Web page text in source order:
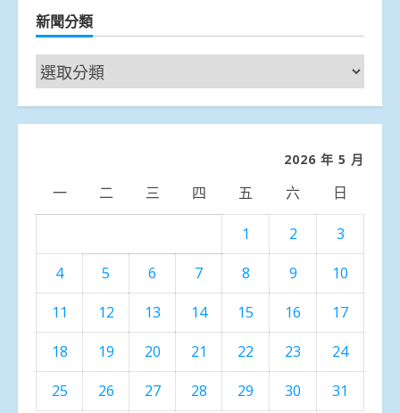
新聞分類
新
聞
分
2026 年 5 月
一 二 三 四 五 六 日
1 2
3
4
5 6 7 8 9
10
11
12 13 14 15 16
17
18
19 20 21 22 23
24
25
26 27 28 29 30 31